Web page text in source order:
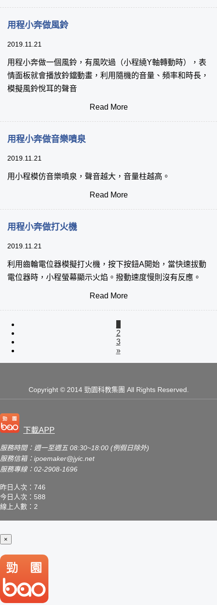
用程小奔做風鈴
2019.11.21
用程小奔做一個風鈴，有風吹過（小程繞Y軸轉動時），表
情面板就會播放鈴鐺動畫，利用隨機的音量、頻率和時長，
模擬風鈴悅耳的聲音
Read More
用程小奔做音樂噴泉
2019.11.21
用小程模仿音樂噴泉，聲音越大，音量柱越高。
Read More
用程小奔做打火機
2019.11.21
利用齒輪電位器模擬打火機，按下按鈕A開始，當快速拔動
電位器時，小程螢幕顯示火焰。撥動速度慢則沒有反應。
Read More
2
3
»
Copyright© 2014 勁園科教集團 All Rights Reserved.
下載APP
服務時間：週一至週五 08:30~18:00 (例假日除外)
服務信箱： ipoemaker@jyic.net
服務專線：02-2908-1696
昨日人次：746
今日人次：588
線上人數：2
×